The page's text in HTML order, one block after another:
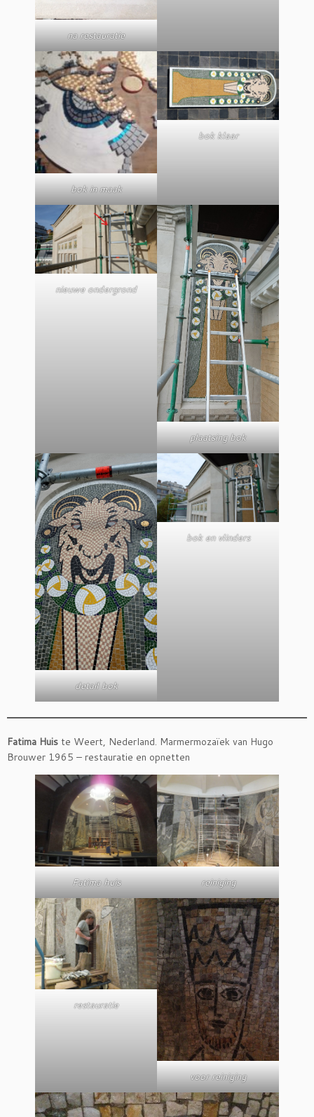
na restauratie
bok in maak
bok klaar
nieuwe ondergrond
plaatsing bok
detail bok
bok en vlinders
Fatima Huis te Weert, Nederland. Marmermozaïek van Hugo
Brouwer 1965 – restauratie en opnetten
Fatima huis reiniging
restauratie
voor reiniging